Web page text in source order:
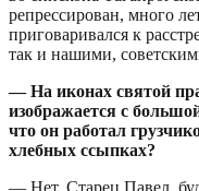
репрессирован, много
приговаривался к
так и нашими,
— На иконах святой
изображается с
что он работал
хлебных ссыпках?